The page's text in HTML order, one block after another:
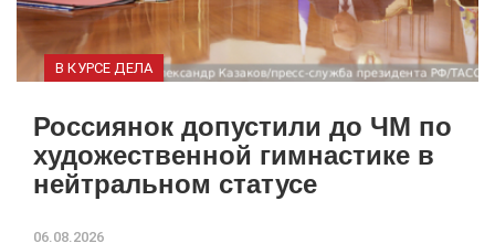
В КУРСЕ ДЕЛА
Россиянок допустили до ЧМ по
художественной гимнастике в
нейтральном статусе
06.08.2026